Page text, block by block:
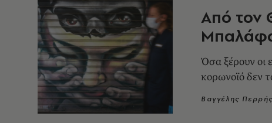
Από τον
Όσα ξέρουν οι
κορωνοϊό δεν
Βαγγέλης Περρής